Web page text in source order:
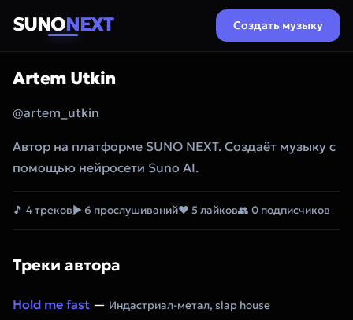
SUNONEXT Создать музыку
Artem Utkin
@artem_utkin
Автор на платформе SUNO NEXT. Создаёт музыку с
помощью нейросети Suno AI.
🎵 4 треков▶ 6 прослушиваний❤ 5 лайков👥 0 подписчиков
Треки автора
Hold me fast — Индастриал-метал, slap house